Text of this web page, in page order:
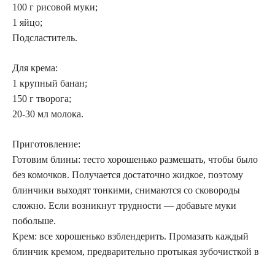
100 г рисовой муки;
1 яйцо;
Подсластитель.
Для крема:
1 крупный банан;
150 г творога;
20-30 мл молока.
Приготовление:
Готовим блины: тесто хорошенько размешать, чтобы было
без комочков. Получается достаточно жидкое, поэтому
блинчики выходят тонкими, снимаются со сковороды
сложно. Если возникнут трудности — добавьте муки
побольше.
Крем: все хорошенько взблендерить. Промазать каждый
блинчик кремом, предварительно протыкая зубочисткой в